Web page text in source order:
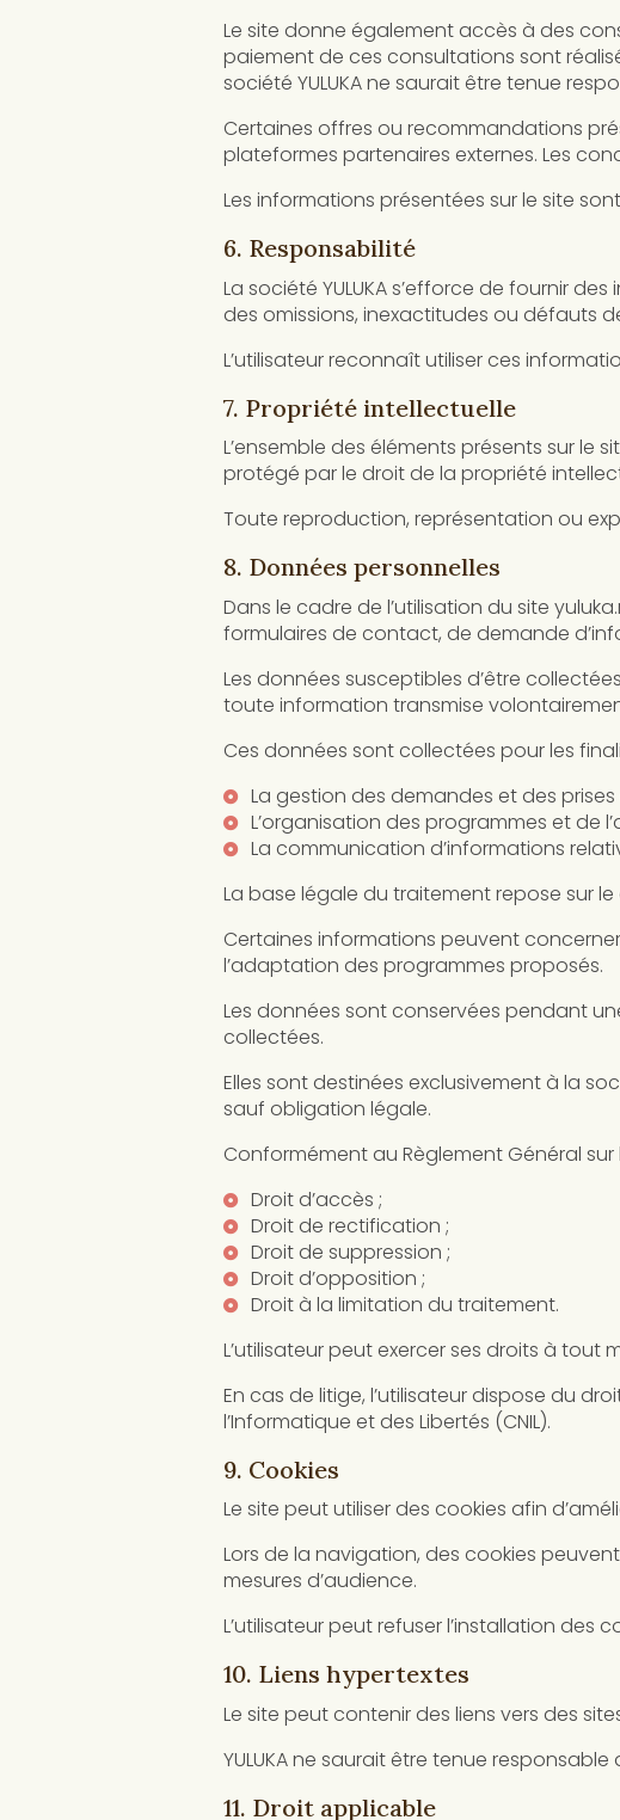
Le site donne également accès à des
paiement de ces consultations sont
société YULUKA ne saurait être tenue
Certaines offres ou recommandations
plateformes partenaires externes. Les
Les informations présentées sur le site
6. Responsabilité
La société YULUKA s’efforce de fournir
des omissions, inexactitudes ou défauts
L’utilisateur reconnaît utiliser ces
7. Propriété intellectuelle
L’ensemble des éléments présents sur le
protégé par le droit de la propriété
Toute reproduction, représentation ou
8. Données personnelles
Dans le cadre de l’utilisation du site
formulaires de contact, de demande
Les données susceptibles d’être
toute information transmise
Ces données sont collectées pour les
La gestion des demandes et des
L’organisation des programmes et de
La communication d’informations
La base légale du traitement repose sur
Certaines informations peuvent
l’adaptation des programmes proposés.
Les données sont conservées pendant
collectées.
Elles sont destinées exclusivement à la
sauf obligation légale.
Conformément au Règlement Général sur
Droit d’accès ;
Droit de rectification ;
Droit de suppression ;
Droit d’opposition ;
Droit à la limitation du traitement.
L’utilisateur peut exercer ses droits à
En cas de litige, l’utilisateur dispose du
l’Informatique et des Libertés (CNIL).
9. Cookies
Le site peut utiliser des cookies afin
Lors de la navigation, des cookies
mesures d’audience.
L’utilisateur peut refuser l’installation
10. Liens hypertextes
Le site peut contenir des liens vers des
YULUKA ne saurait être tenue
11. Droit applicable